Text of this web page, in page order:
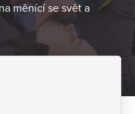
měnící se svět a